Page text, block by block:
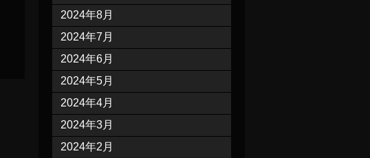
2024年8月
2024年7月
2024年6月
2024年5月
2024年4月
2024年3月
2024年2月